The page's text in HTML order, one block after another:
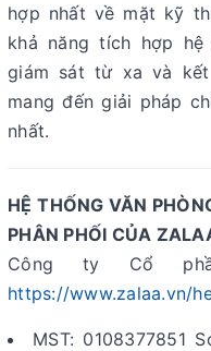
hợp nhất về mặt kỹ
khả năng tích hợp
giám sát từ xa và
mang đến giải pháp
nhất.
HỆ THỐNG VĂN
PHÂN PHỐI CỦA
Công ty Cổ
https://www.zalaa.vn/
MST: 0108377851